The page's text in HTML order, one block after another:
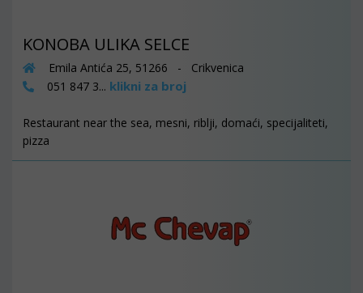
KONOBA ULIKA SELCE
Emila Antića 25, 51266 - Crikvenica
051 847 3... klikni za broj
Restaurant near the sea, mesni, riblji, domaći, specijaliteti,
pizza